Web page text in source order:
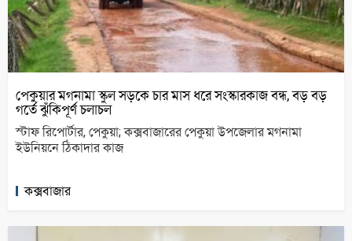
পেকুয়ার মগনামা স্কুল সড়কে চার মাস ধরে সংস্কারকাজ বন্ধ, বড় বড়
গর্তে ঝুঁকিপূর্ণ চলাচল
স্টাফ রিপোর্টার, পেকুয়া; কক্সবাজারের পেকুয়া উপজেলার মগনামা
ইউনিয়নে ঠিকাদার কাজ
কক্সবাজার